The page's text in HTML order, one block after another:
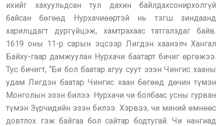
ихийг хахуульдсан тул дахин байлдахсонирхолгүй
байсан бөгөөд Нурхачиөөртэй нь тэгш зиндаанд
харилцдагт дургүйцэж, хамтрахаас татгалздаг байв.
1619 оны 11-р сарын эцсээр Лигдэн хаанэлч Хангал
Байху-гаар дамжуулан Нурхачи баатарт бичиг өргөжээ.
Тус бичигт, “Би бол баатар агуу суут эзэн Чингис хааны
удам Лигдэн баатар Чингис хаан бөгөөд дөчин түмэн
Монголын эзэн билээ. Нурхачи чи болбаас усны гурван
түмэн Зүрчидийн эзэн билээ. Хэрвээ, чи миний өмнөөс
довтлох гэж байгаа бол сайтар бодтугай. Чи нангиад